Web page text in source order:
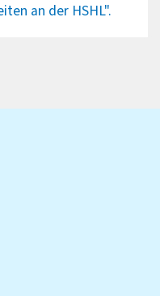
an der HSHL".